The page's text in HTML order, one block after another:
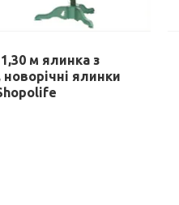
м ялинка з
ялинки